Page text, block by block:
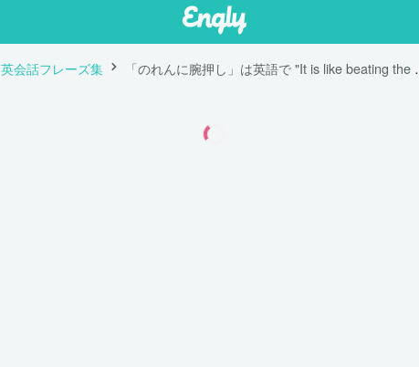
英会話フレーズ集 「のれん